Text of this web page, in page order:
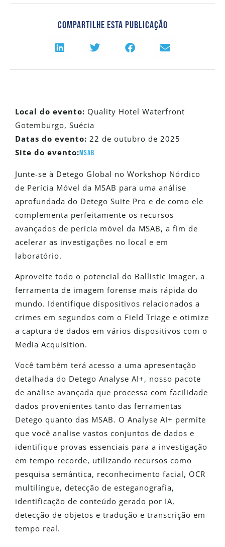
Compartilhe Esta Publicação
Local do evento: Quality Hotel Waterfront
Gotemburgo, Suécia
Datas do evento: 22 de outubro de 2025
Site do evento:MSAB
Junte-se à Detego Global no Workshop Nórdico
de Perícia Móvel da MSAB para uma análise
aprofundada do Detego Suite Pro e de como ele
complementa perfeitamente os recursos
avançados de perícia móvel da MSAB, a fim de
acelerar as investigações no local e em
laboratório.
Aproveite todo o potencial do Ballistic Imager, a
ferramenta de imagem forense mais rápida do
mundo. Identifique dispositivos relacionados a
crimes em segundos com o Field Triage e otimize
a captura de dados em vários dispositivos com o
Media Acquisition.
Você também terá acesso a uma apresentação
detalhada do Detego Analyse AI+, nosso pacote
de análise avançada que processa com facilidade
dados provenientes tanto das ferramentas
Detego quanto das MSAB. O Analyse AI+ permite
que você analise vastos conjuntos de dados e
identifique provas essenciais para a investigação
em tempo recorde, utilizando recursos como
pesquisa semântica, reconhecimento facial, OCR
multilíngue, detecção de esteganografia,
identificação de conteúdo gerado por IA,
detecção de objetos e tradução e transcrição em
tempo real.